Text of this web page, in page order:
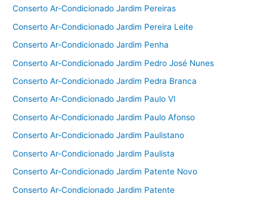
Conserto Ar-Condicionado Jardim Pereiras
Conserto Ar-Condicionado Jardim Pereira Leite
Conserto Ar-Condicionado Jardim Penha
Conserto Ar-Condicionado Jardim Pedro José Nunes
Conserto Ar-Condicionado Jardim Pedra Branca
Conserto Ar-Condicionado Jardim Paulo VI
Conserto Ar-Condicionado Jardim Paulo Afonso
Conserto Ar-Condicionado Jardim Paulistano
Conserto Ar-Condicionado Jardim Paulista
Conserto Ar-Condicionado Jardim Patente Novo
Conserto Ar-Condicionado Jardim Patente